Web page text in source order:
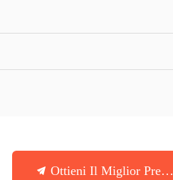
Ottieni Il Miglior Prezzo